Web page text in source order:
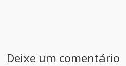
Deixe um comentário